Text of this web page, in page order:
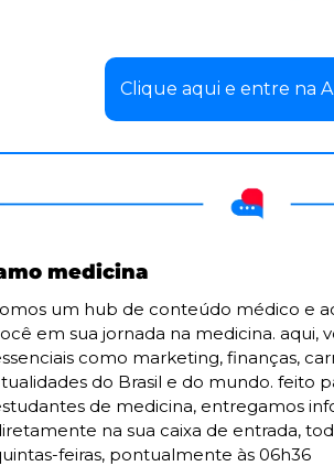
Clique aqui e entre na
medicina
um hub de conteúdo médico e
em sua jornada na medicina. aqui,
como marketing, finanças,
do Brasil e do mundo. feito
de medicina, entregamos
na sua caixa de entrada,
feiras, pontualmente às 06h36